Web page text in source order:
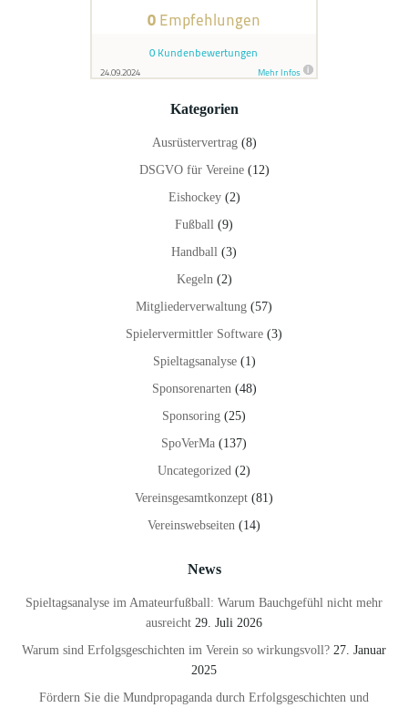
Kategorien
Ausrüstervertrag(8)
DSGVO für Vereine(12)
Eishockey(2)
Fußball (9)
Handball (3)
Kegeln(2)
Mitgliederverwaltung (57)
Spielervermittler Software (3)
Spieltagsanalyse(1)
Sponsorenarten(48)
Sponsoring (25)
SpoVerMa (137)
Uncategorized (2)
Vereinsgesamtkonzept (81)
Vereinswebseiten (14)
News
Spieltagsanalyse im Amateurfußball: Warum Bauchgefühl nicht mehr
ausreicht 29. Juli 2026
Warum sind Erfolgsgeschichten im Verein so wirkungsvoll? 27. Januar
2025
Fördern Sie die Mundpropaganda durch Erfolgsgeschichten und